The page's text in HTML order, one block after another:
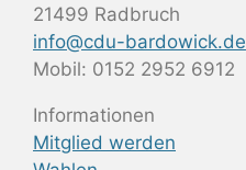
21499 Radbruch
info@cdu-bardowick.de
Mobil: 0152 2952 6912
Informationen
Mitglied werden